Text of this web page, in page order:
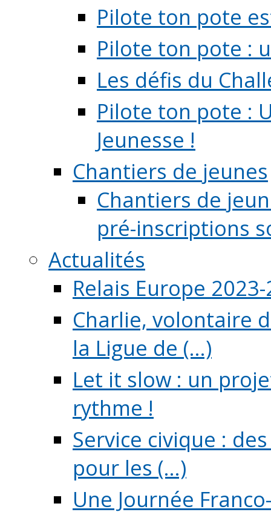
Pilote ton pote
Pilote ton pote :
Les défis du
Pilote ton pote :
Jeunesse !
Chantiers de jeunes
Chantiers de
pré-inscriptions
Actualités
Relais Europe
Charlie, volontaire
la Ligue de (...)
Let it slow : un
rythme !
Service civique :
pour les (...)
Une Journée